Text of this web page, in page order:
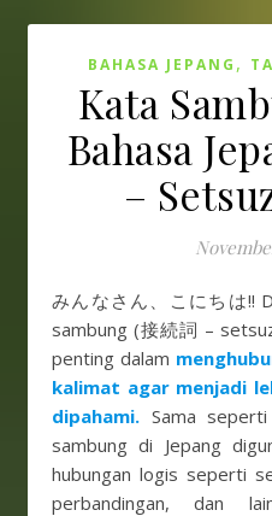
BAHASA JEPANG ,
Kata
Bahasa
–
みんなさん、こにちは!! Dalam bahasa Jepang, kata
sambung (接続詞 –
penting dalam
kalimat agar menjadi
dipahami. Sama
sambung di Jepang
hubungan logis seperti
perbandingan, dan